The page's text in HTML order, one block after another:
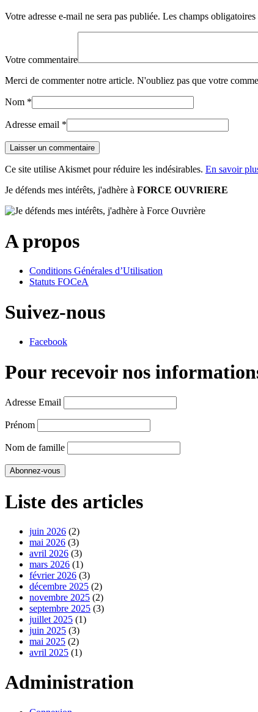
Votre adresse e-mail ne sera pas publiée. Les champs
Votre commentaire
Merci de commenter notre article. N'oubliez pas que votre
Nom *
Adresse email *
Ce site utilise Akismet pour réduire les indésirables. En savoir
Je défends mes intérêts, j'adhère à FORCE OUVRIERE
A propos
Conditions Générales d’Utilisation
Statuts FOCeA
Suivez-nous
Facebook
Pour recevoir nos
Adresse Email
Prénom
Nom de famille
Liste des articles
juin 2026 (2)
mai 2026 (3)
avril 2026 (3)
mars 2026 (1)
février 2026 (3)
décembre 2025 (2)
novembre 2025 (2)
septembre 2025 (3)
juillet 2025 (1)
juin 2025 (3)
mai 2025 (2)
avril 2025 (1)
Administration